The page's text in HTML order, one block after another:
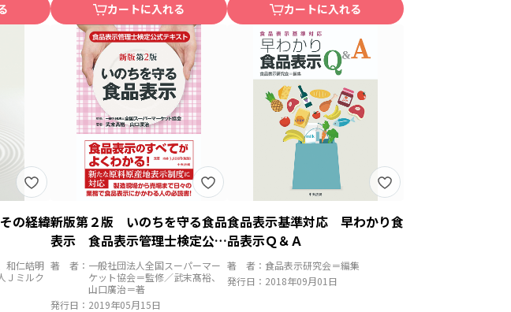
カートに入れる カートに入れる
の経緯
和仁皓明
Ｊミルク
新版第２版 いのちを守る食品
表示 食品表示管理士検定公式
テキスト
著 者： 一般社団法人全国スーパーマー
ケット協会＝監修／武末髙裕、
山口廣治＝著
発行日： 2019年05月15日
食品表示基準対応 早わかり食
品表示Ｑ＆Ａ
著 者： 食品表示研究会＝編集
発行日： 2018年09月01日